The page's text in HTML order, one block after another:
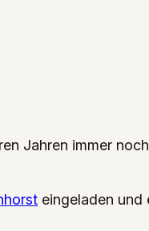
Jahren immer
eingeladen